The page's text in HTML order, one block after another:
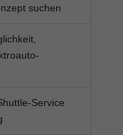
suchen
Service